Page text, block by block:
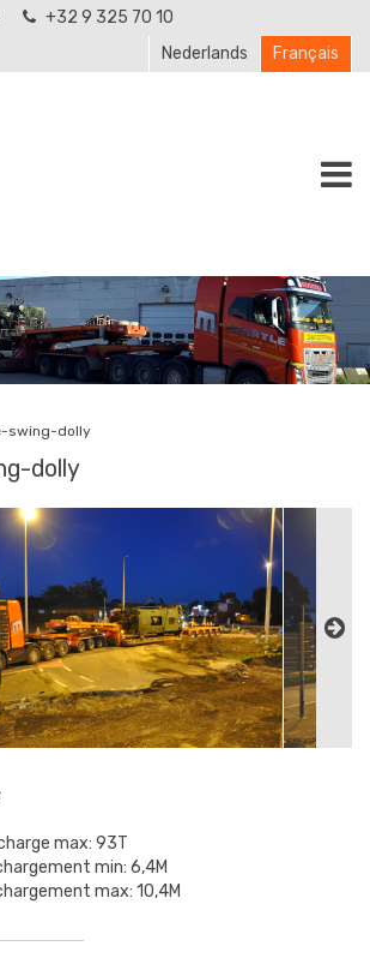
+32 9 325 70 10
Nederlands
Français
swing-dolly
dolly
max: 93T
min: 6,4M
max: 10,4M